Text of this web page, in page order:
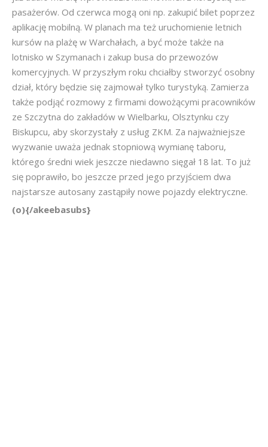
pasażerów. Od czerwca mogą oni np. zakupić bilet poprzez
aplikację mobilną. W planach ma też uruchomienie letnich
kursów na plażę w Warchałach, a być może także na
lotnisko w Szymanach i zakup busa do przewozów
komercyjnych. W przyszłym roku chciałby stworzyć osobny
dział, który będzie się zajmował tylko turystyką. Zamierza
także podjąć rozmowy z firmami dowożącymi pracowników
ze Szczytna do zakładów w Wielbarku, Olsztynku czy
Biskupcu, aby skorzystały z usług ZKM. Za najważniejsze
wyzwanie uważa jednak stopniową wymianę taboru,
którego średni wiek jeszcze niedawno sięgał 18 lat. To już
się poprawiło, bo jeszcze przed jego przyjściem dwa
najstarsze autosany zastąpiły nowe pojazdy elektryczne.
(o){/akeebasubs}